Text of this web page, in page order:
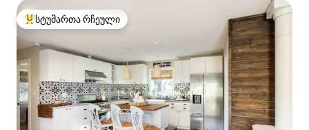
სტუმართა რჩეული მოწინავე ვარიანტი
სტუმართა რჩეული